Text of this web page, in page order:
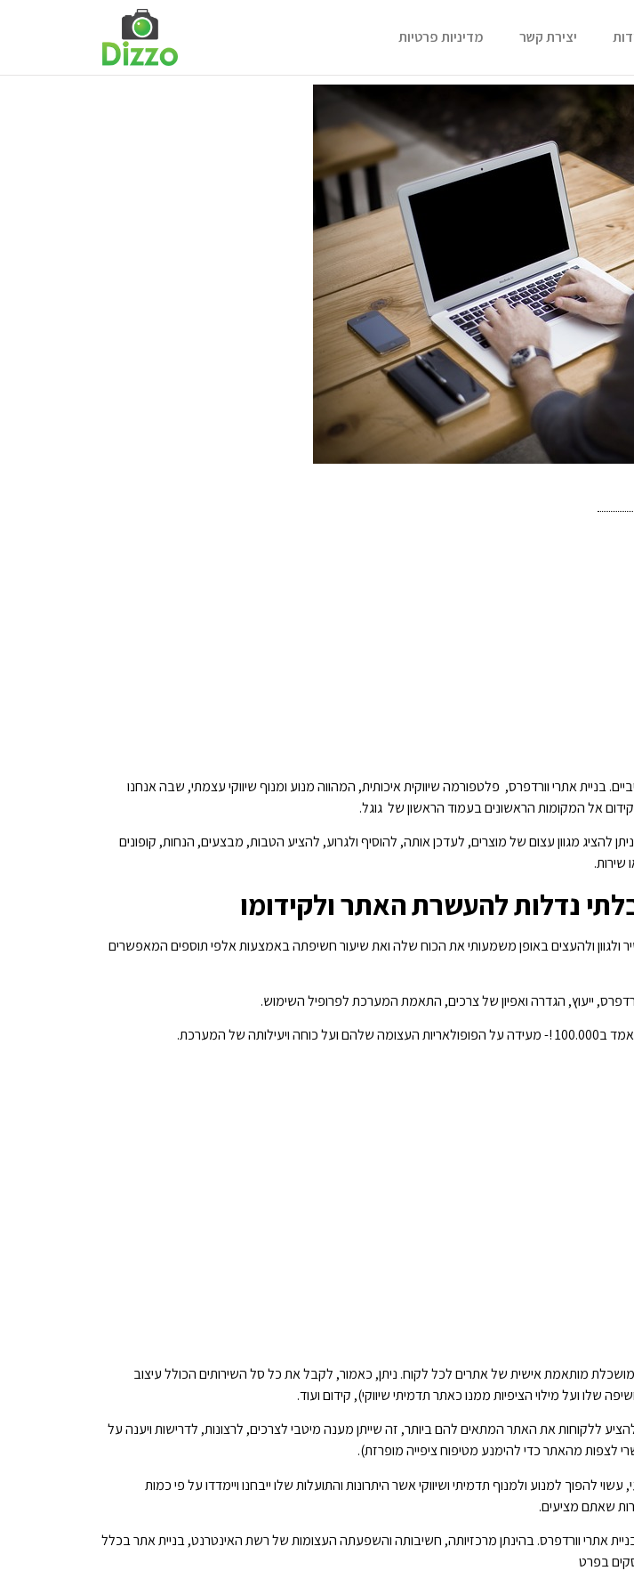
יצירת קשר מדיניות פרטיות
בניית אתרי וורדפרס, פלטפורמה שיווקית איכותית, המהווה מנוע ומנוף שיווקי עצמתי, שבה אנחנו
אל המקומות הראשונים בעמוד הראשון של גוגל.
להציג מגוון עצום של מוצרים, לעדכן אותה, להוסיף ולגרוע, להציע הטבות, מבצעים, הנחות, קופונים
נדלות להעשרת האתר ולקידומו
ולגוון ולהעצים באופן משמעותי את הכוח שלה ואת שיעור חשיפתה באמצעות אלפי תוספים המאפשרים
ייעוץ, הגדרה ואפיון של צרכים, התאמת המערכת לפרופיל השימוש.
המערכת.
מושכלת מותאמת אישית של אתרים לכל לקוח. ניתן, כאמור, לקבל את כל סל השירותים הכולל עיצוב
ועל מילוי הציפיות ממנו כאתר תדמיתי שיווקי), קידום ועוד.
ללקוחות את האתר המתאים להם ביותר, זה שייתן מענה מיטבי לצרכים, לרצונות, לדרישות ויענה על
לצפות מהאתר כדי להימנע מטיפוח ציפייה מופרזת).
למנוע ולמנוף תדמיתי ושיווקי אשר היתרונות והתועלות שלו ייבחנו ויימדדו על פי כמות
שאתם מציעים.
אתרי וורדפרס. בהינתן מרכזיותה, חשיבותה והשפעתה העצומות של רשת האינטרנט, בניית אתר בכלל
בפרט